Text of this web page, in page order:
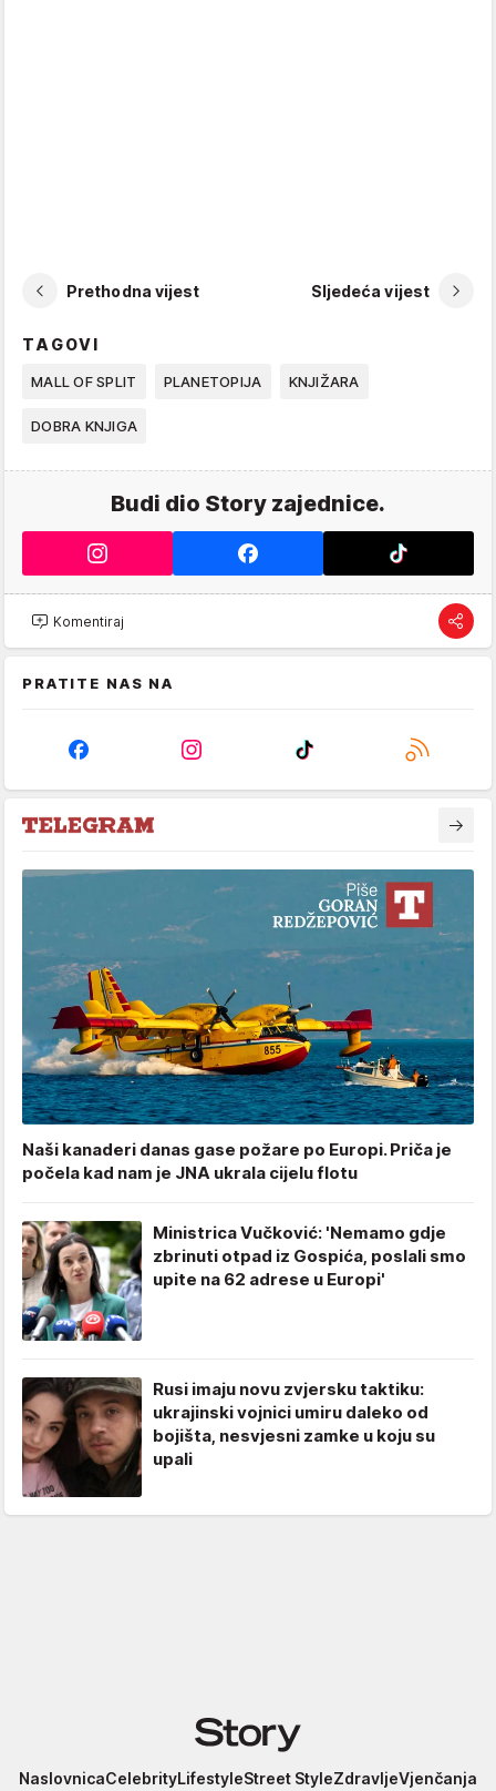
Prethodna vijest Sljedeća vijest
TAGOVI
MALL OF SPLIT PLANETOPIJA KNJIŽARA
DOBRA KNJIGA
Budi dio Story zajednice.
Komentiraj
PRATITE NAS NA
Naši kanaderi danas gase požare po Europi. Priča je
počela kad nam je JNA ukrala cijelu flotu
Ministrica Vučković: 'Nemamo gdje
zbrinuti otpad iz Gospića, poslali smo
upite na 62 adrese u Europi'
Rusi imaju novu zvjersku taktiku:
ukrajinski vojnici umiru daleko od
bojišta, nesvjesni zamke u koju su
upali
Story
NaslovnicaCelebrityLifestyleStreet StyleZdravljeVjenčanja